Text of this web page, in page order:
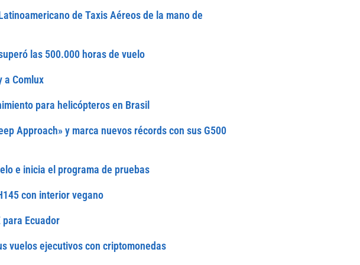
de Taxis Aéreos de la mano de
las 500.000 horas de vuelo
a Comlux
para helicópteros en Brasil
Approach» y marca nuevos récords con sus G500
e inicia el programa de pruebas
con interior vegano
Ecuador
vuelos ejecutivos con criptomonedas